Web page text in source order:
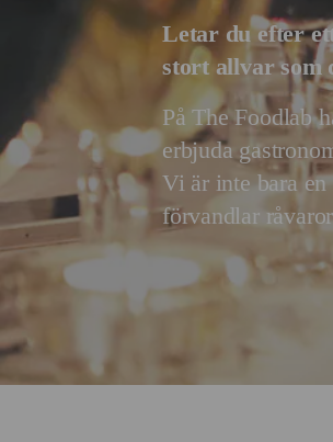
Letar du efter
stort allvar som
På The Foodlab
erbjuda
Vi är inte bara
förvandlar